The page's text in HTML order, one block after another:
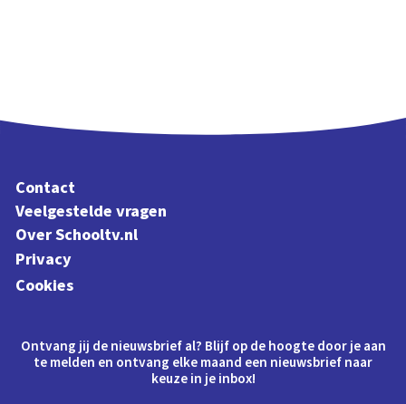
Contact
Veelgestelde vragen
Over Schooltv.nl
Privacy
Cookies
Ontvang jij de nieuwsbrief al? Blijf op de hoogte door je aan
te melden en ontvang elke maand een nieuwsbrief naar
keuze in je inbox!